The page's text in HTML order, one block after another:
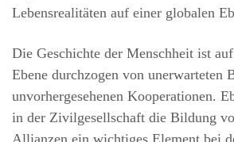
Lebensrealitäten auf einer globalen
Die Geschichte der Menschheit ist
Ebene durchzogen von unerwarteten
unvorhergesehenen Kooperationen.
in der Zivilgesellschaft die Bildung
Allianzen ein wichtiges Element bei